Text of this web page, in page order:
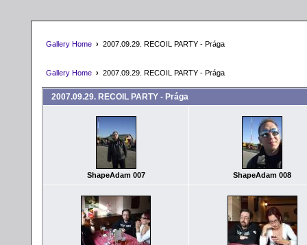
Gallery Home › 2007.09.29. RECOIL PARTY - Prága
Gallery Home › 2007.09.29. RECOIL PARTY - Prága
2007.09.29. RECOIL PARTY - Prága
ShapeAdam 007 ShapeAdam 008